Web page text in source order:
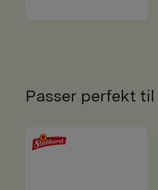
Passer perfekt til